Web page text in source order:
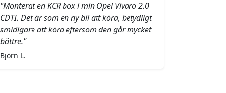
"Monterat en KCR box i min Opel Vivaro 2.0
CDTI. Det är som en ny bil att köra, betydligt
smidigare att köra eftersom den går mycket
bättre."
Björn L.